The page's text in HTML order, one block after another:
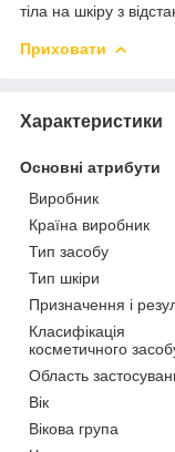
тіла на шкіру з
Приховати
Характеристики
Основні атрибути
Виробник
Країна виробник
Тип засобу
Тип шкіри
Призначення і
Класифікація
косметичного
Область
Вік
Вікова група